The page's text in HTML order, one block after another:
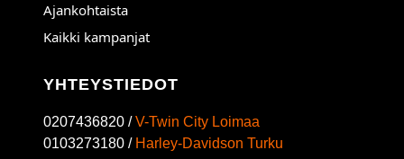
Ajankohtaista
Kaikki kampanjat
YHTEYSTIEDOT
0207436820 /V-Twin City Loimaa
0103273180 / Harley-Davidson Turku